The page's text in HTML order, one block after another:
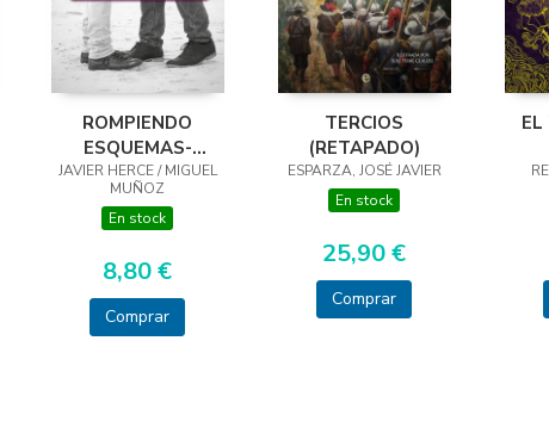
ROMPIENDO
ESQUEMAS-
DISTRACCIÓN
PERFECTA
JAVIER HERCE / MIGUEL
MUÑOZ
En stock
8,80 €
Comprar
TERCIOS
(RETAPADO)
ESPARZA, JOSÉ JAVIER
En stock
25,90 €
Comprar
EL